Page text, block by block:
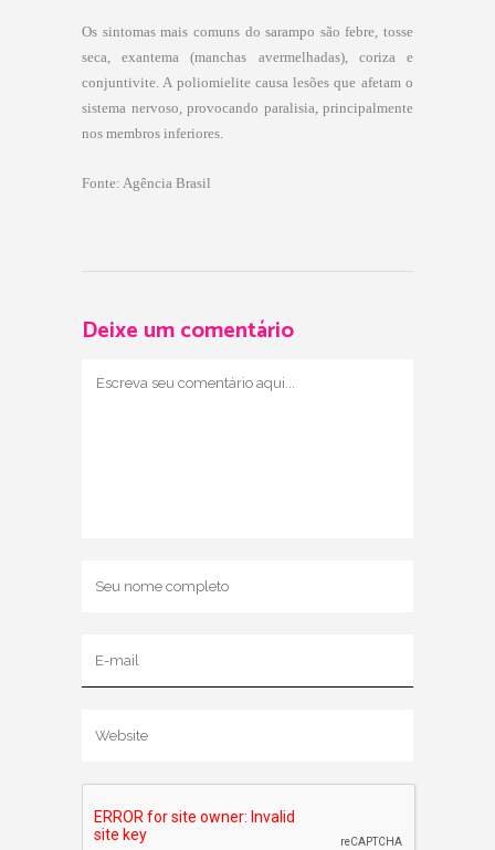
Os sintomas mais comuns do sarampo são febre, tosse
seca, exantema (manchas avermelhadas), coriza e
conjuntivite. A poliomielite causa lesões que afetam o
sistema nervoso, provocando paralisia, principalmente
nos membros inferiores.
Fonte: Agência Brasil
Deixe um comentário